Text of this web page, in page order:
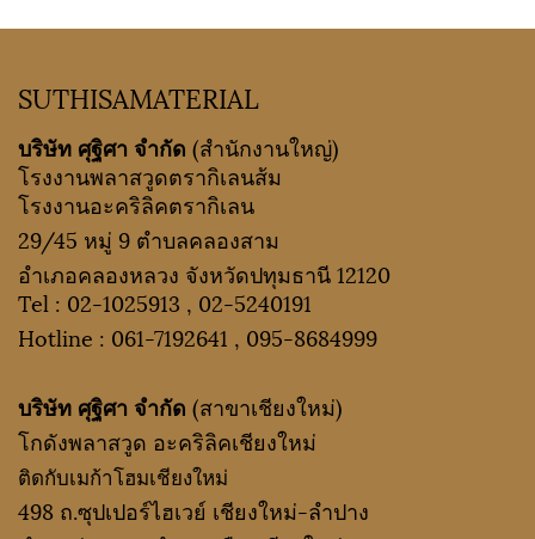
SUTHISAMATERIAL
บริษัท ศุฐิศา จำกัด (สำนักงานใหญ่)
โรงงานพลาสวูดตรากิเลนส้ม
โรงงานอะคริลิคตรากิเลน
29/45 หมู่ 9 ตำบลคลองสาม
อำเภอคลองหลวง จังหวัดปทุมธานี 12120
Tel : 02-1025913 , 02-5240191
Hotline : 061-7192641 , 095-8684999
บริษัท ศุฐิศา จำกัด (สาขาเชียงใหม่)
โกดังพลาสวูด อะคริลิคเชียงใหม่
ติดกับเมก้าโฮมเชียงใหม่
498 ถ.ซุปเปอร์ไฮเวย์ เชียงใหม่-ลำปาง